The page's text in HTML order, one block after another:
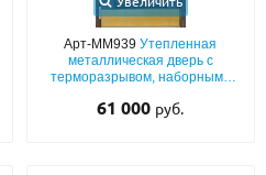
Арт-ММ939Утепленная
металлическая дверь с
терморазрывом, наборными
отбойником
61 000 руб.